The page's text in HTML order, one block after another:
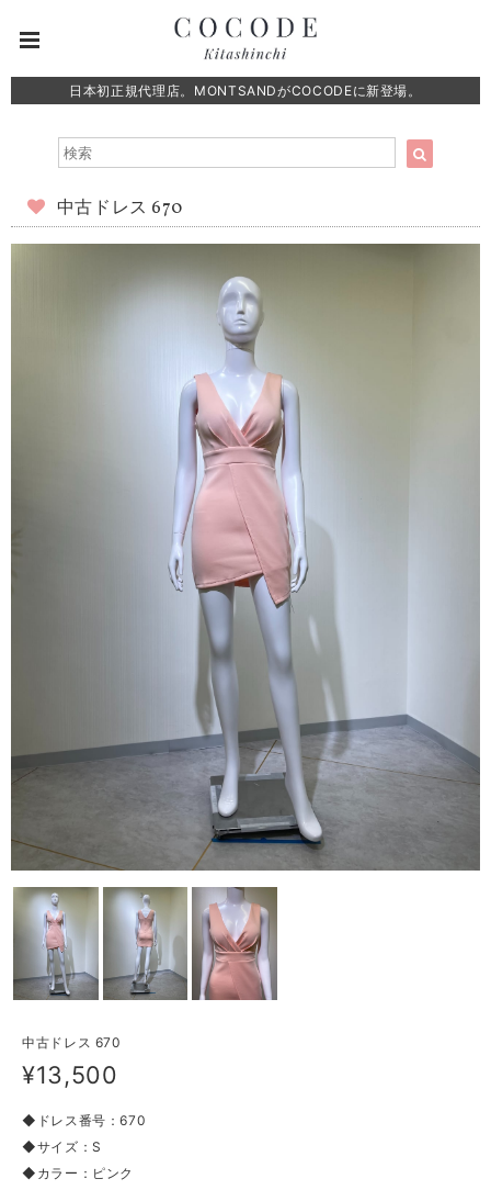
日本初正規代理店。MONTSANDがCOCODEに新登場。
中古ドレス 670
中古ドレス 670
¥13,500
◆ドレス番号：670
◆サイズ：S
◆カラー：ピンク